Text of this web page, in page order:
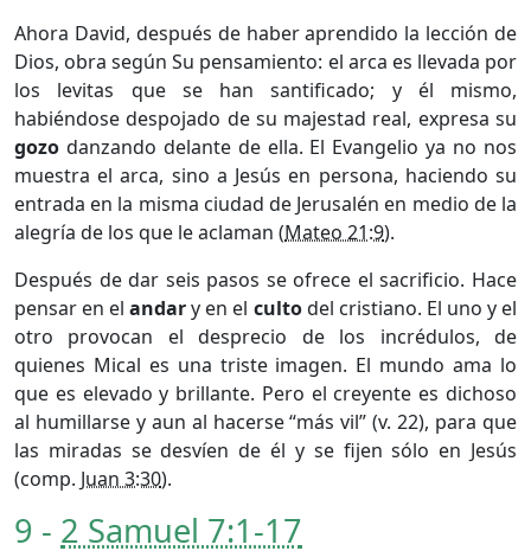
Ahora David, después de haber aprendido la lección de
Dios, obra según Su pensamiento: el arca es llevada por
los levitas que se han santificado; y él mismo,
habiéndose despojado de su majestad real, expresa su
gozo danzando delante de ella. El Evangelio ya no nos
muestra el arca, sino a Jesús en persona, haciendo su
entrada en la misma ciudad de Jerusalén en medio de la
alegría de los que le aclaman (Mateo 21:9).
Después de dar seis pasos se ofrece el sacrificio. Hace
pensar en elandary en el cultodel cristiano. El uno y el
otro provocan el desprecio de los incrédulos, de
quienes Mical es una triste imagen. El mundo ama lo
que es elevado y brillante. Pero el creyente es dichoso
al humillarse y aun al hacerse “más vil” (v. 22), para que
las miradas se desvíen de él y se fijen sólo en Jesús
(comp. Juan 3:30).
9 - 2 Samuel 7:1-17